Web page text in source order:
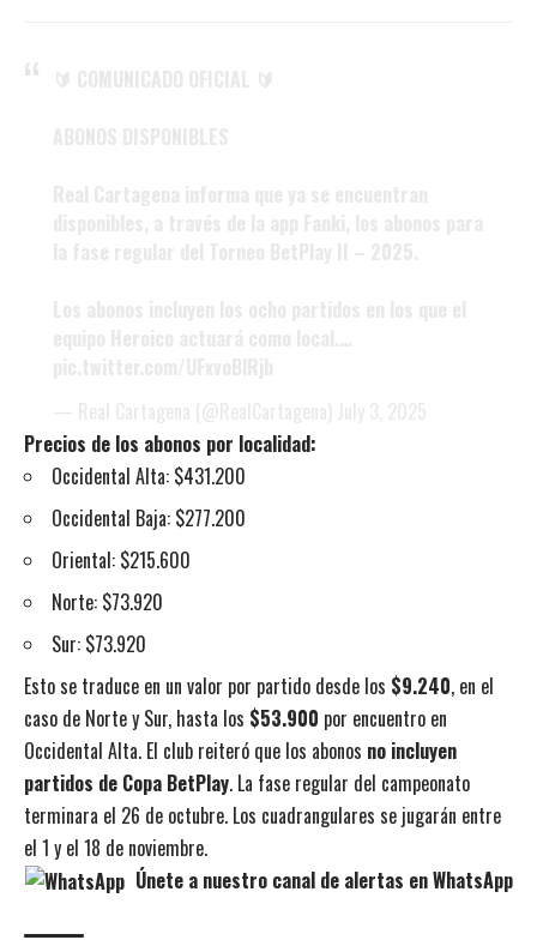
Precios de los abonos por localidad:
Occidental Alta: $431.200
Occidental Baja: $277.200
Oriental: $215.600
Norte: $73.920
Sur: $73.920
Esto se traduce en un valor por partido desde los $9.240, en el
caso de Norte y Sur, hasta los $53.900 por encuentro en
Occidental Alta. El club reiteró que los abonos no incluyen
partidos de Copa BetPlay. La fase regular del campeonato
terminara el 26 de octubre. Los cuadrangulares se jugarán entre
el 1 y el 18 de noviembre.
Únete a nuestro canal de alertas en WhatsApp